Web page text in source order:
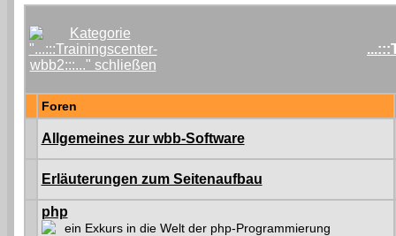
Foren
Allgemeines zur wbb-Software
Erläuterungen zum Seitenaufbau
php
ein Exkurs in die Welt der php-Programmierung